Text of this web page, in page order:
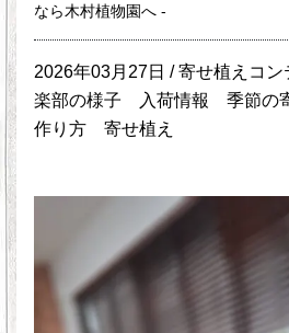
なら木村植物園へ -
2026年03月27日 /寄せ植えコン
楽部の様子
入荷情報 季節の
作り方
寄せ植え